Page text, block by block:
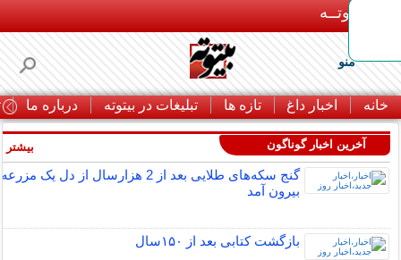
بـیتوتــه
منو
خانه اخبار داغ تازه ها تبلیغات در بیتوته درباره ما
آخرین اخبار گوناگون
گنج سکه‌های طلایی بعد از 2 هزارسال از دل یک مزرعه
بیرون آمد
بازگشت کتابی بعد از ۱۵۰سال
بیشتر